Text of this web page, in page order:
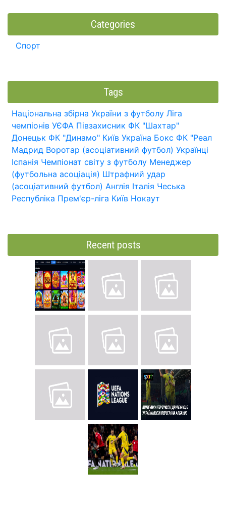
Categories
Спорт
Tags
Національна збірна України з футболу Ліга
чемпіонів УЄФА Півзахисник ФК "Шахтар"
Донецьк ФК "Динамо" Київ Україна Бокс ФК "Реал
Мадрид Воротар (асоціативний футбол) Українці
Іспанія Чемпіонат світу з футболу Менеджер
(футбольна асоціація) Штрафний удар
(асоціативний футбол) Англія Італія Чеська
Республіка Прем'єр-ліга Київ Нокаут
Recent posts